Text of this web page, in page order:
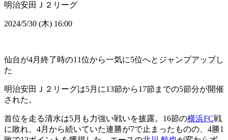
明治安田Ｊ２リーグ
2024/5/30 (木) 16:00
仙台が4月終了時の11位から一気に5位へとジャンプアップし
た
明治安田Ｊ２リーグは5月に13節から17節までの5節分が開催
された。
首位を走る清水は5月も力強い戦いを披露。16節の横浜FC戦
に敗れ、4月から続いていた連勝が7で止まったものの、4勝1